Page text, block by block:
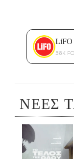
LiFO
58K
ΝΕΕΣ